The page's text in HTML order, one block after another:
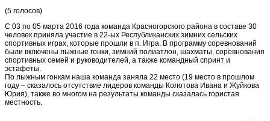
(5 голосов)
С 03 по 05 марта 2016 года команда Красногорского района в составе 30
человек приняла участие в 22-ых Республиканских зимних сельских
спортивных играх, которые прошли в п. Игра. В программу соревнований
были включены лыжные гонки, зимний полиатлон, шахматы, соревнования
спортивных семей и руководителей, а также командный спринт и
эстафеты.
По лыжным гонкам наша команда заняла 22 место (19 место в прошлом
году – сказалось отсутствие лидеров команды Колотова Ивана и Жуйкова
Юрия), также во многом на результаты команды сказалась гористая
местность.